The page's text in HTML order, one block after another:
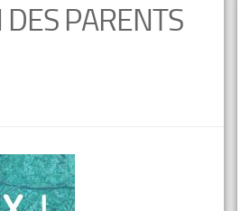
PARENTS